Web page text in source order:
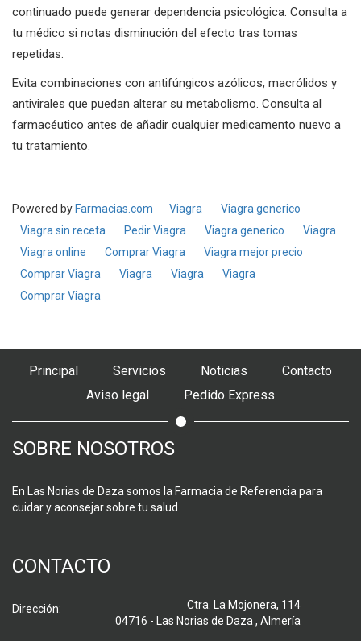
continuado puede generar dependencia psicológica. Consulta a
tu médico si notas disminución del efecto tras tomas
repetidas.
Evita combinaciones con antifúngicos azólicos, macrólidos y
antivirales que puedan alterar su metabolismo. Consulta al
farmacéutico antes de añadir cualquier medicamento nuevo a
tu tratamiento.
Powered by Farmacias.com Viagra
Viagra generico
Viagra sin receta
Pedir Viagra Viagra generico
Viagra
Viagra online
Comprar Viagra
Viagra mejor precio
Comprar Viagra
Viagra Viagra
Viagra
Comprar Viagra
Principal Servicios Noticias
Contacto
Aviso legal
Pedido Express
SOBRE NOSOTROS
En Las Norias de Daza somos la Farmacia de Referencia para
cuidar y aconsejar sobre tu salud
CONTACTO
Dirección:
Ctra. La Mojonera, 114
04716 - Las Norias de Daza , Almería